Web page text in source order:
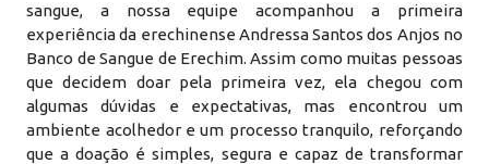
sangue, a nossa equipe acompanhou a primeira
experiência da erechinense Andressa Santos dos Anjos no
Banco de Sangue de Erechim. Assim como muitas pessoas
que decidem doar pela primeira vez, ela chegou com
algumas dúvidas e expectativas, mas encontrou um
ambiente acolhedor e um processo tranquilo, reforçando
que a doação é simples, segura e capaz de transformar